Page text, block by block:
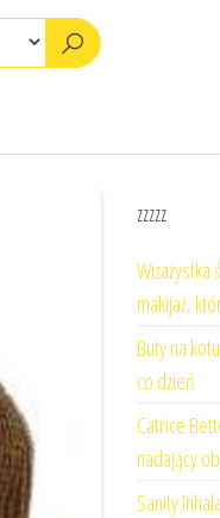
zzzzz
makijaż,
Buty na
co dzień
Catrice
nadający
Sanity